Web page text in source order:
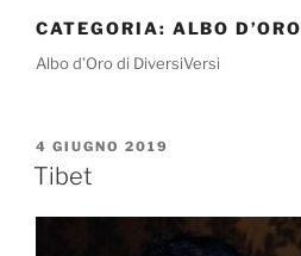
CATEGORIA: ALBO D’ORO
Albo d’Oro di DiversiVersi
PUBBLICATO
IL
4 GIUGNO 2019
Tibet